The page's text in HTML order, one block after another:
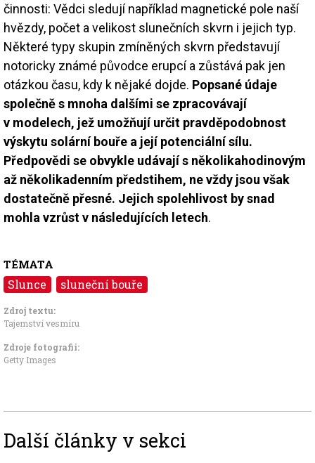
činnosti: Vědci sledují například magnetické pole naší
hvězdy, počet a velikost slunečních skvrn i jejich typ.
Některé typy skupin zmíněných skvrn představují
notoricky známé původce erupcí a zůstává pak jen
otázkou času, kdy k nějaké dojde. Popsané údaje
společně s mnoha dalšími se zpracovávají
v modelech, jež umožňují určit pravděpodobnost
výskytu solární bouře a její potenciální sílu.
Předpovědi se obvykle udávají s několikahodinovým
až několikadenním předstihem, ne vždy jsou však
dostatečně přesné. Jejich spolehlivost by snad
mohla vzrůst v následujících letech.
TÉMATA
Slunce sluneční bouře
Zdroj textu:
Tajemství vesmíru
Zdroje fotografii:
Getty Images
Další články v sekci